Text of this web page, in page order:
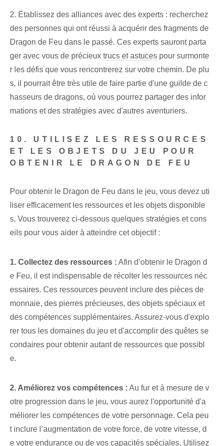
2. Établissez des alliances avec des experts : recherchez
des personnes qui ont réussi à acquérir des fragments de
Dragon de Feu dans le passé. Ces experts sauront parta
ger avec vous de précieux trucs et astuces pour surmonte
r les défis que vous rencontrerez sur votre chemin. De plu
s, il pourrait être très utile de faire partie d'une guilde de c
hasseurs de dragons, où vous pourrez partager des infor
mations et des stratégies avec d'autres aventuriers.
10. UTILISEZ LES RESSOURCES
ET LES OBJETS DU JEU POUR
OBTENIR LE DRAGON DE FEU
Pour obtenir le Dragon de Feu dans le jeu, vous devez uti
liser efficacement les ressources et les objets disponible
s. Vous trouverez ci-dessous quelques stratégies et cons
eils pour vous aider à atteindre cet objectif :
1. Collectez des ressources : Afin d’obtenir le Dragon d
e Feu, il est indispensable de récolter les ressources néc
essaires. Ces ressources peuvent inclure des pièces de
monnaie, des pierres précieuses, des objets spéciaux et
des compétences supplémentaires. Assurez-vous d'explo
rer tous les domaines du jeu et d'accomplir des quêtes se
condaires pour obtenir autant de ressources que possibl
e.
2. Améliorez vos compétences : Au fur et à mesure de v
otre progression dans le jeu, vous aurez l'opportunité d'a
méliorer les compétences de votre personnage. Cela peu
t inclure l’augmentation de votre force, de votre vitesse, d
e votre endurance ou de vos capacités spéciales. Utilisez